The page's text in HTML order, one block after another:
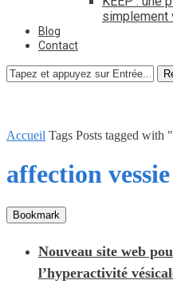
simplement
Blog
Contact
Accueil Tags Posts tagged with
affection vessie
Bookmark
Nouveau site web
l’hyperactivité